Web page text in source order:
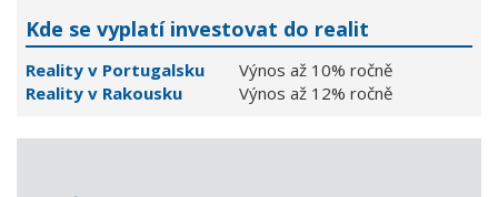
Kde se vyplatí investovat do realit
Reality v Portugalsku
Výnos až 10% ročně
Reality v Rakousku
Výnos až 12% ročně